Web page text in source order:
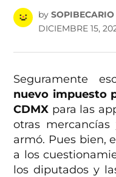
by SOPIBECARIO
DICIEMBRE 15,
Seguramente
nuevo impuesto
CDMX para las
otras
armó. Pues bien,
a los
los diputados y